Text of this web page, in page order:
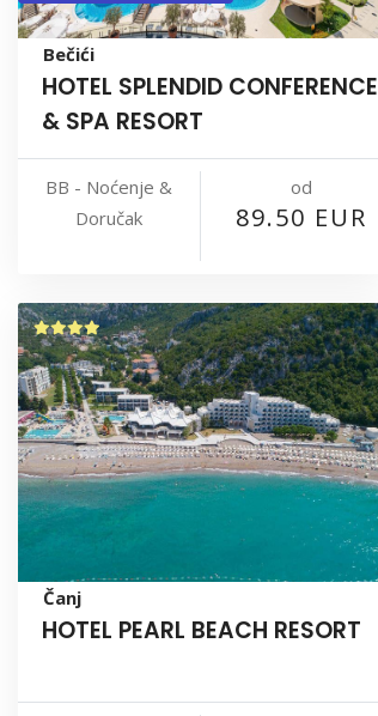
Bečići
HOTEL SPLENDID CONFERENCE
& SPA RESORT
BB - Noćenje &
Doručak
od
89.50 EUR
Čanj
HOTEL PEARL BEACH RESORT